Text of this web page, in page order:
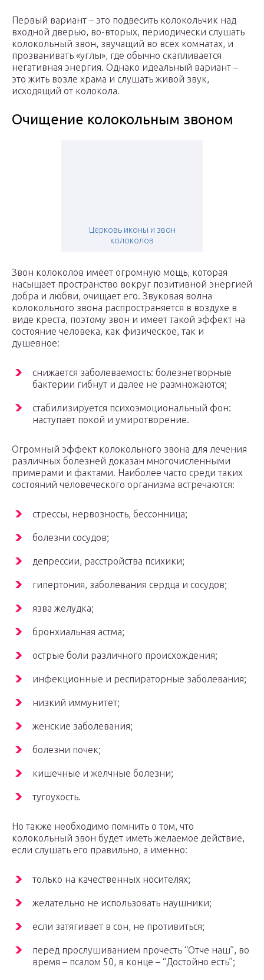
Первый вариант – это подвесить колокольчик над
входной дверью, во-вторых, периодически слушать
колокольный звон, звучащий во всех комнатах, и
прозванивать «углы», где обычно скапливается
негативная энергия. Однако идеальный вариант –
это жить возле храма и слушать живой звук,
исходящий от колокола.
Очищение колокольным звоном
Церковь иконы и звон
колоколов
Звон колоколов имеет огромную мощь, которая
насыщает пространство вокруг позитивной энергией
добра и любви, очищает его. Звуковая волна
колокольного звона распространяется в воздухе в
виде креста, поэтому звон и имеет такой эффект на
состояние человека, как физическое, так и
душевное:
снижается заболеваемость: болезнетворные
бактерии гибнут и далее не размножаются;
стабилизируется психоэмоциональный фон:
наступает покой и умиротворение.
Огромный эффект колокольного звона для лечения
различных болезней доказан многочисленными
примерами и фактами. Наиболее часто среди таких
состояний человеческого организма встречаются:
стрессы, нервозность, бессонница;
болезни сосудов;
депрессии, расстройства психики;
гипертония, заболевания сердца и сосудов;
язва желудка;
бронхиальная астма;
острые боли различного происхождения;
инфекционные и респираторные заболевания;
низкий иммунитет;
женские заболевания;
болезни почек;
кишечные и желчные болезни;
тугоухость.
Но также необходимо помнить о том, что
колокольный звон будет иметь желаемое действие,
если слушать его правильно, а именно:
только на качественных носителях;
желательно не использовать наушники;
если затягивает в сон, не противиться;
перед прослушиванием прочесть “Отче наш”, во
время – псалом 50, в конце – “Достойно есть”;